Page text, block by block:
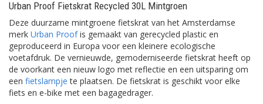
Urban Proof Fietskrat Recycled 30L Mintgroen
Deze duurzame mintgroene fietskrat van het Amsterdamse
merk Urban Proofis gemaakt van gerecycled plastic en
geproduceerd in Europa voor een kleinere ecologische
voetafdruk. De vernieuwde, gemoderniseerde fietskrat heeft op
de voorkant een nieuw logo met reflectie en een uitsparing om
een fietslampje te plaatsen. De fietskrat is geschikt voor elke
fiets en e-bike met een bagagedrager.